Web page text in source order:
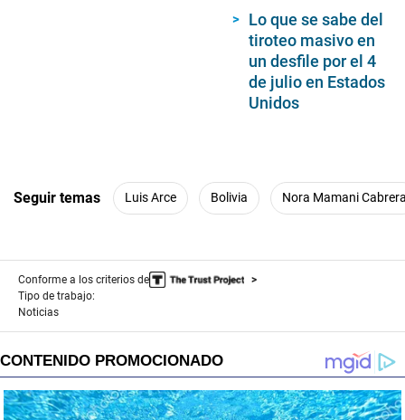
Lo que se sabe del
tiroteo masivo en
un desfile por el 4
de julio en Estados
Unidos
Seguir temas Luis Arce Bolivia Nora Mamani
Conforme a los criterios de
Tipo de trabajo:
Noticias